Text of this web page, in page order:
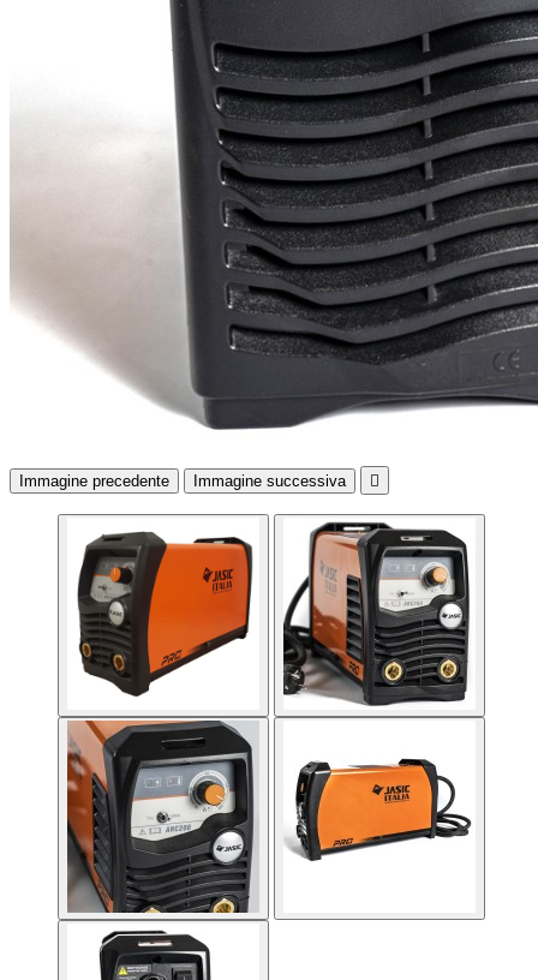
Immagine precedente Immagine successiva 